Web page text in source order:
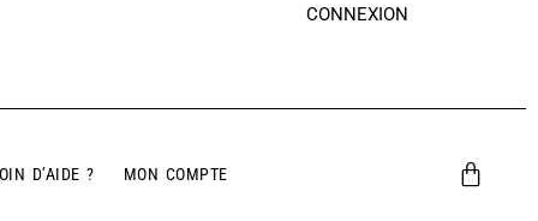
CONNEXION
D’AIDE ? MON COMPTE